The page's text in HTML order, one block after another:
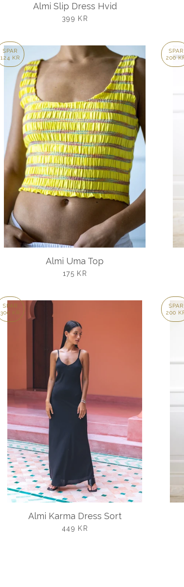
Almi Slip Dress Hvid
UDSALGSPRIS
399 KR
SPAR
124 KR
Almi Uma Top
UDSALGSPRIS
175 KR
SPAR
200
SPAR
300 KR
Almi Karma Dress Sort
UDSALGSPRIS
449 KR
SPAR
200